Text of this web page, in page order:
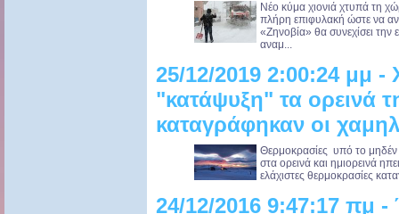
Νέο κύμα χιονιά χτυπά τη
πλήρη επιφυλακή ώστε να
«Ζηνοβία» θα συνεχίσει την
αναμ...
25/12/2019 2:00:24 μμ -
"κατάψυξη" τα ορεινά
καταγράφηκαν οι
Θερμοκρασίες υπό το
στα ορεινά και ημιορεινά
ελάχιστες θερμοκρασίες
24/12/2016 9:47:17 πμ -